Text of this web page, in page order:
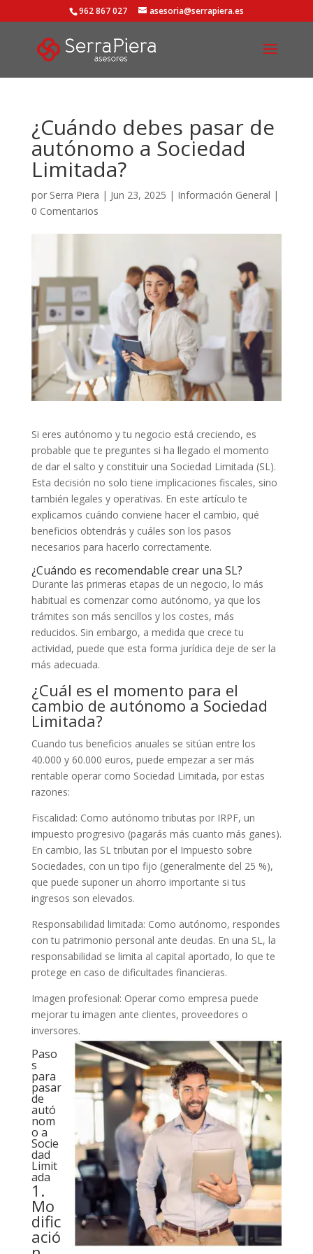
962 867 027 asesoria@serrapiera.es
¿Cuándo debes pasar de
autónomo a Sociedad
Limitada?
por Serra Piera | Jun 23, 2025 | Información General |
0 Comentarios
Si eres autónomo y tu negocio está creciendo, es
probable que te preguntes si ha llegado el momento
de dar el salto y constituir una Sociedad Limitada (SL).
Esta decisión no solo tiene implicaciones fiscales, sino
también legales y operativas. En este artículo te
explicamos cuándo conviene hacer el cambio, qué
beneficios obtendrás y cuáles son los pasos
necesarios para hacerlo correctamente.
¿Cuándo es recomendable crear una SL?
Durante las primeras etapas de un negocio, lo más
habitual es comenzar como autónomo, ya que los
trámites son más sencillos y los costes, más
reducidos. Sin embargo, a medida que crece tu
actividad, puede que esta forma jurídica deje de ser la
más adecuada.
¿Cuál es el momento para el
cambio de autónomo a Sociedad
Limitada?
Cuando tus beneficios anuales se sitúan entre los
40.000 y 60.000 euros, puede empezar a ser más
rentable operar como Sociedad Limitada, por estas
razones:
Fiscalidad: Como autónomo tributas por IRPF, un
impuesto progresivo (pagarás más cuanto más ganes).
En cambio, las SL tributan por el Impuesto sobre
Sociedades, con un tipo fijo (generalmente del 25 %),
que puede suponer un ahorro importante si tus
ingresos son elevados.
Responsabilidad limitada: Como autónomo, respondes
con tu patrimonio personal ante deudas. En una SL, la
responsabilidad se limita al capital aportado, lo que te
protege en caso de dificultades financieras.
Imagen profesional: Operar como empresa puede
mejorar tu imagen ante clientes, proveedores o
inversores.
Paso
s
para
pasar
de
autó
nom
o a
Socie
dad
Limit
ada
1.
Mo
dific
ació